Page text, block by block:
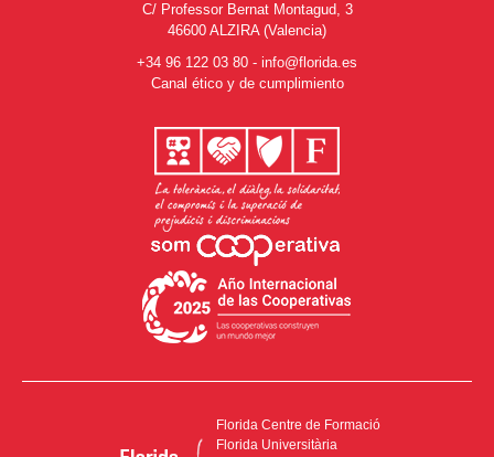
C/ Professor Bernat Montagud, 3
46600 ALZIRA (Valencia)
+34 96 122 03 80 - info@florida.es
Canal ético y de cumplimiento
Florida Centre de Formació
Florida Universitària